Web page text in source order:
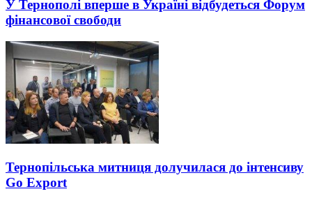
У Тернополі вперше в Україні відбудеться Форум
фінансової свободи
Тернопільська митниця долучилася до інтенсиву
Go Export